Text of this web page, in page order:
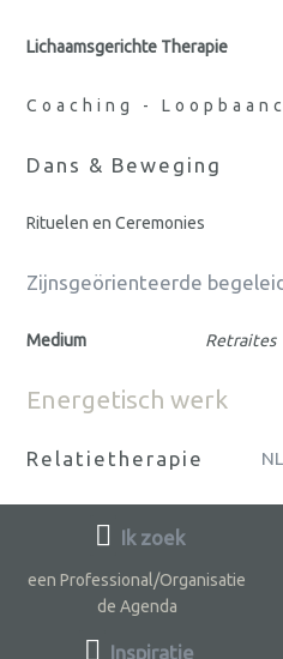
Lichaamsgerichte Therapie
Coaching -
Dans & Beweging
Rituelen en Ceremonies
Zijnsgeörienteerde
Medium Retraites
Energetisch werk
Relatietherapie
Ik zoek
een Professional/Organisatie
de Agenda
Inspiratie